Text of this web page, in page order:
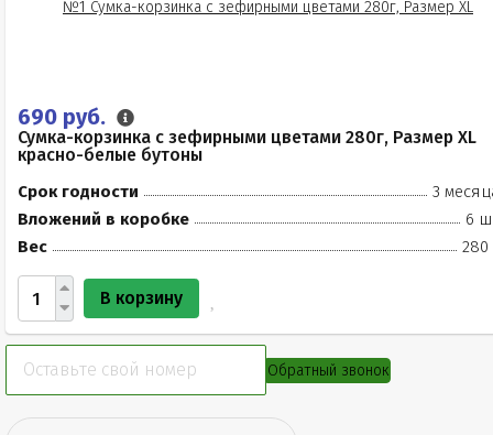
690 руб.
Сумка-корзинка с зефирными цветами 280г, Размер XL
красно-белые бутоны
Срок годности
3
Вложений в коробке
6
Вес
280
В корзину
Обратный звонок